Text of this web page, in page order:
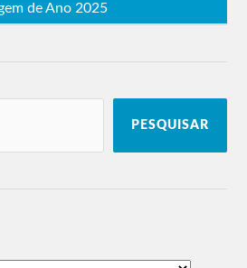
de Ano 2025
PESQUISAR